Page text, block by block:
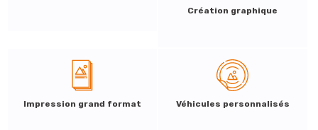
Création graphique
Impression grand format Véhicules personnalisés